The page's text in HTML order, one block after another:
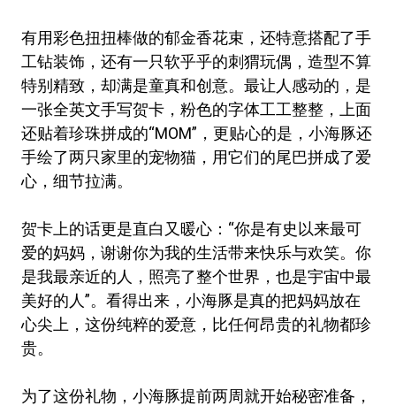
有用彩色扭扭棒做的郁金香花束，还特意搭配了手
工钻装饰，还有一只软乎乎的刺猬玩偶，造型不算
特别精致，却满是童真和创意。最让人感动的，是
一张全英文手写贺卡，粉色的字体工工整整，上面
还贴着珍珠拼成的“MOM”，更贴心的是，小海豚还
手绘了两只家里的宠物猫，用它们的尾巴拼成了爱
心，细节拉满。
贺卡上的话更是直白又暖心：“你是有史以来最可
爱的妈妈，谢谢你为我的生活带来快乐与欢笑。你
是我最亲近的人，照亮了整个世界，也是宇宙中最
美好的人”。看得出来，小海豚是真的把妈妈放在
心尖上，这份纯粹的爱意，比任何昂贵的礼物都珍
贵。
为了这份礼物，小海豚提前两周就开始秘密准备，